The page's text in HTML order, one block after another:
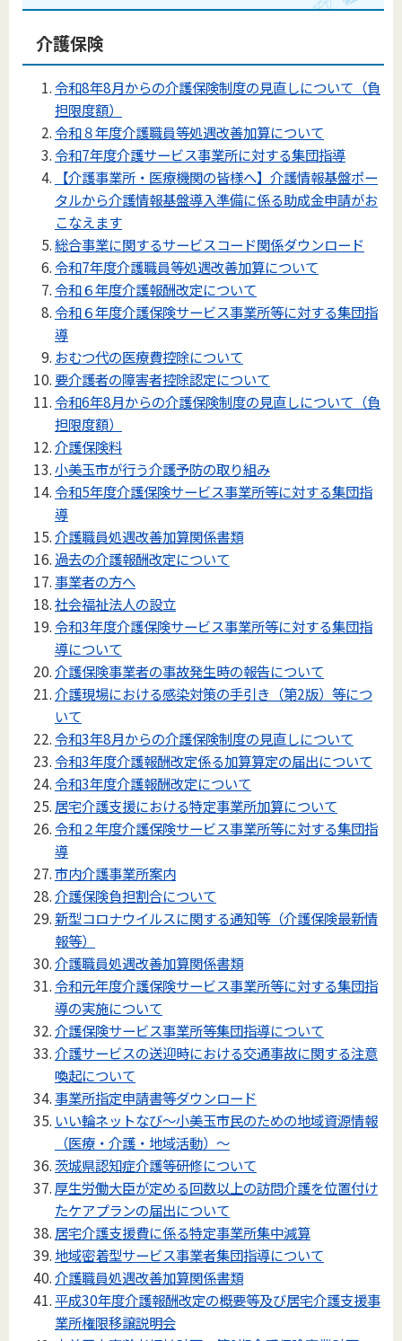
介護保険
令和8年8月からの介護保険制度の見直しについて（負
担限度額）
令和８年度介護職員等処遇改善加算について
令和7年度介護サービス事業所に対する集団指導
【介護事業所・医療機関の皆様へ】介護情報基盤ポー
タルから介護情報基盤導入準備に係る助成金申請がお
こなえます
総合事業に関するサービスコード関係ダウンロード
令和7年度介護職員等処遇改善加算について
令和６年度介護報酬改定について
令和６年度介護保険サービス事業所等に対する集団指
導
おむつ代の医療費控除について
要介護者の障害者控除認定について
令和6年8月からの介護保険制度の見直しについて（負
担限度額）
介護保険料
小美玉市が行う介護予防の取り組み
令和5年度介護保険サービス事業所等に対する集団指
導
介護職員処遇改善加算関係書類
過去の介護報酬改定について
事業者の方へ
社会福祉法人の設立
令和3年度介護保険サービス事業所等に対する集団指
導について
介護保険事業者の事故発生時の報告について
介護現場における感染対策の手引き（第2版）等につ
いて
令和3年8月からの介護保険制度の見直しについて
令和3年度介護報酬改定係る加算算定の届出について
令和3年度介護報酬改定について
居宅介護支援における特定事業所加算について
令和２年度介護保険サービス事業所等に対する集団指
導
市内介護事業所案内
介護保険負担割合について
新型コロナウイルスに関する通知等（介護保険最新情
報等）
介護職員処遇改善加算関係書類
令和元年度介護保険サービス事業所等に対する集団指
導の実施について
介護保険サービス事業所等集団指導について
介護サービスの送迎時における交通事故に関する注意
喚起について
事業所指定申請書等ダウンロード
いい輪ネットなび～小美玉市民のための地域資源情報
（医療・介護・地域活動）～
茨城県認知症介護等研修について
厚生労働大臣が定める回数以上の訪問介護を位置付け
たケアプランの届出について
居宅介護支援費に係る特定事業所集中減算
地域密着型サービス事業者集団指導について
介護職員処遇改善加算関係書類
平成30年度介護報酬改定の概要等及び居宅介護支援事
業所権限移譲説明会